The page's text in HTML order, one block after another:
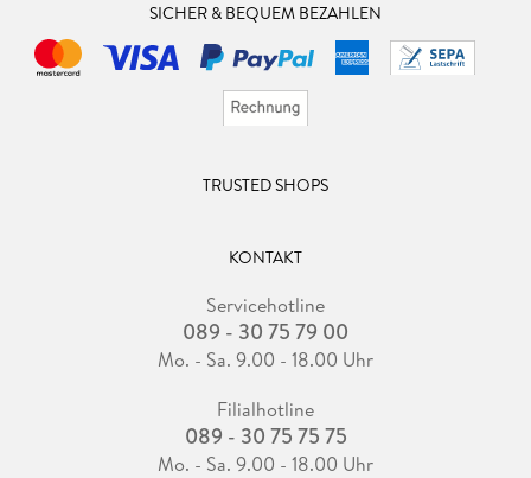
SICHER & BEQUEM BEZAHLEN
TRUSTED SHOPS
KONTAKT
Servicehotline
089 - 30 75 79 00
Mo. - Sa. 9.00 - 18.00 Uhr
Filialhotline
089 - 30 75 75 75
Mo. - Sa. 9.00 - 18.00 Uhr